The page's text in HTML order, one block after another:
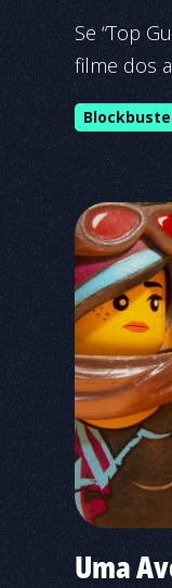
Se “Top
filme dos
Uma